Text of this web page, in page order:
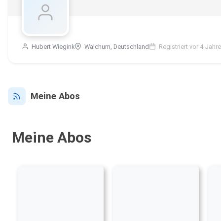
Hubert Wiegink Walchum, Deutschland Registriert vor 4
Meine Abos
Meine Abos